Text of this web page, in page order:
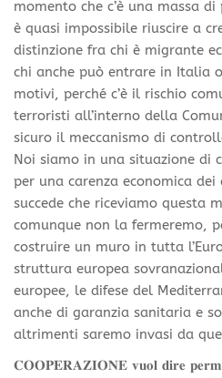
momento che c’è una massa
è quasi impossibile riuscire a
distinzione fra chi è migrante
chi anche può entrare in Italia
motivi, perché c’è il rischio
terroristi all’interno della
sicuro il meccanismo di
Noi siamo in una situazione di
per una carenza economica
succede che riceviamo questa
comunque non la fermeremo,
costruire un muro in tutta
struttura europea
europee, le difese del
anche di garanzia sanitaria e
altrimenti saremo invasi da
𝐂𝐎𝐎𝐏𝐄𝐑𝐀𝐙𝐈𝐎𝐍𝐄 𝐯𝐮𝐨𝐥 𝐝𝐢𝐫𝐞